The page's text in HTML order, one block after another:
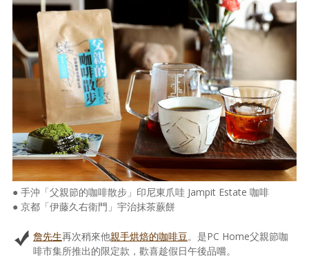
● 手沖「父親節的咖啡散步」印尼東爪哇 Jampit Estate 咖啡
● 京都「伊藤久右衛門」宇治抹茶蕨餅
詹先生再次稍來他親手烘焙的咖啡豆。是PC Home父親節咖
啡市集所推出的限定款，歡喜趁假日午後品嚐。